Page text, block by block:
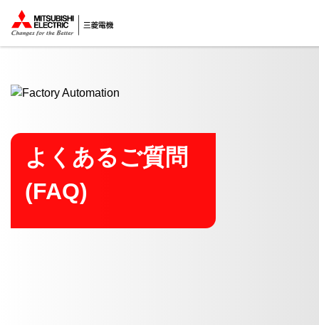
ここから本文
よくあるご質問
(FAQ)